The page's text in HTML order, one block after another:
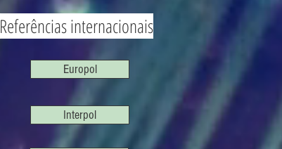
Referências internacionais
Europol
Interpol